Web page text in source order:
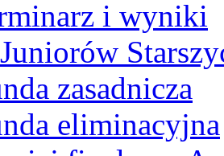
i wyniki
zasadnicza
eliminacyjna